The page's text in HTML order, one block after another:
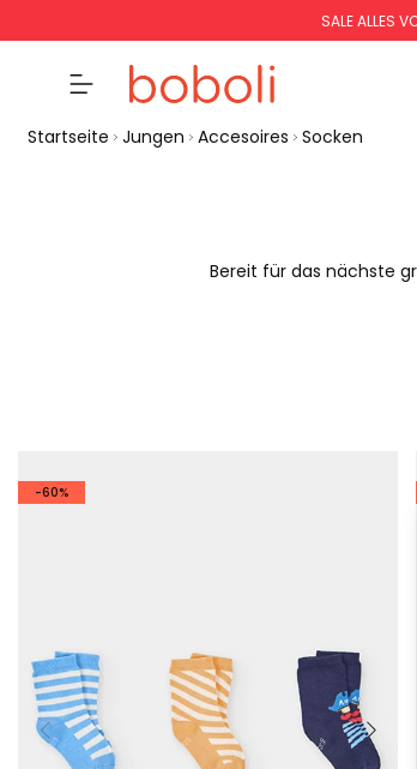
SALE ALLES
Startseite Jungen Accesoires Socken
Bereit für das nächste
-60%